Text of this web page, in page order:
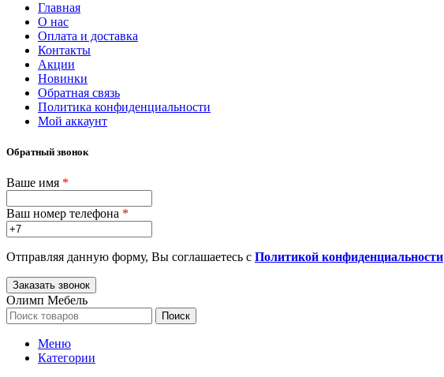
Главная
О нас
Оплата и доставка
Контакты
Акции
Новинки
Обратная связь
Политика конфиденциальности
Мой аккаунт
Обратный звонок
Ваше имя *
Ваш номер телефона *
Отправляя данную форму, Вы соглашаетесь с Политикой конфиденциальности
Олимп Мебель
Поиск
Меню
Категории